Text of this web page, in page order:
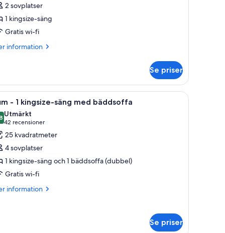
2 sovplatser
1 kingsize-säng
Gratis wi-fi
information
Se priser
en stol och ett fönster med utsikt över staden.
Ett hotellrum med en stor säng, ett
5 - 1 kingsize-säng med bäddsoffa
av 10
Utmärkt
42 recensioner
(42 recensioner)
25 kvadratmeter
4 sovplatser
1 kingsize-säng och 1 bäddsoffa (dubbel)
Gratis wi-fi
information
Se priser